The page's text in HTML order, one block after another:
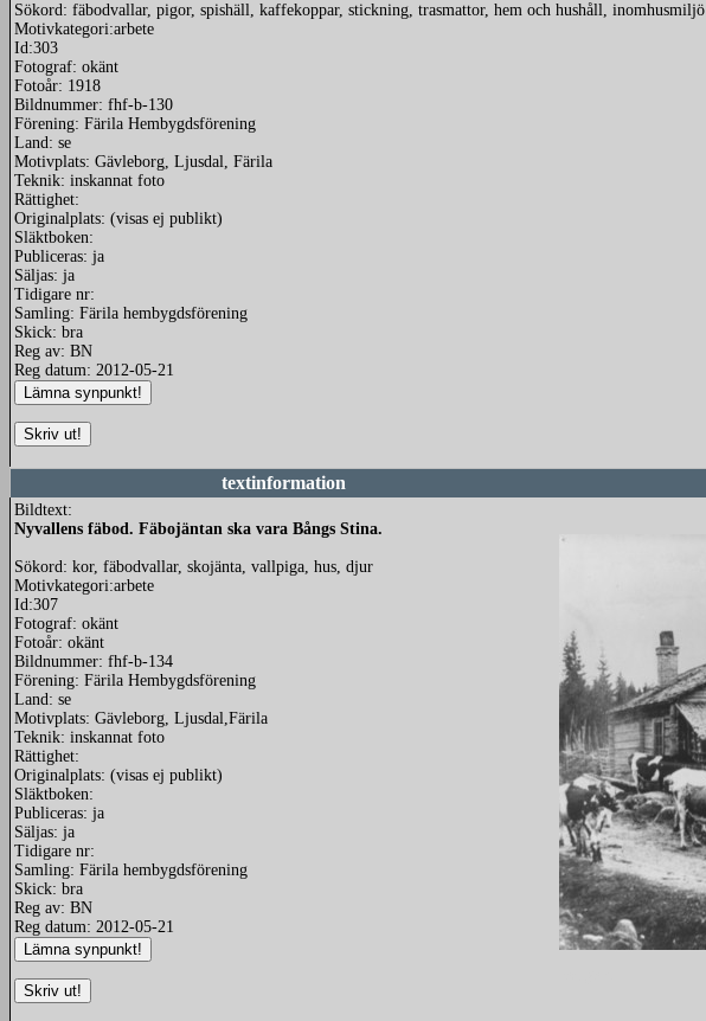
Sökord: fäbodvallar, pigor, spishäll, kaffekoppar, stickning, trasmattor, hem och hushåll, inomhusmiljö
Motivkategori:arbete
Id:303
Fotograf: okänt
Fotoår: 1918
Bildnummer: fhf-b-130
Förening: Färila Hembygdsförening
Land: se
Motivplats: Gävleborg, Ljusdal, Färila
Teknik: inskannat foto
Rättighet:
Originalplats: (visas ej publikt)
Släktboken:
Publiceras: ja
Säljas: ja
Tidigare nr:
Samling: Färila hembygdsförening
Skick: bra
Reg av: BN
Reg datum: 2012-05-21
textinformation
Bildtext:
Nyvallens fäbod. Fäbojäntan ska vara Bångs Stina.
Sökord: kor, fäbodvallar, skojänta, vallpiga, hus, djur
Motivkategori:arbete
Id:307
Fotograf: okänt
Fotoår: okänt
Bildnummer: fhf-b-134
Förening: Färila Hembygdsförening
Land: se
Motivplats: Gävleborg, Ljusdal,Färila
Teknik: inskannat foto
Rättighet:
Originalplats: (visas ej publikt)
Släktboken:
Publiceras: ja
Säljas: ja
Tidigare nr:
Samling: Färila hembygdsförening
Skick: bra
Reg av: BN
Reg datum: 2012-05-21